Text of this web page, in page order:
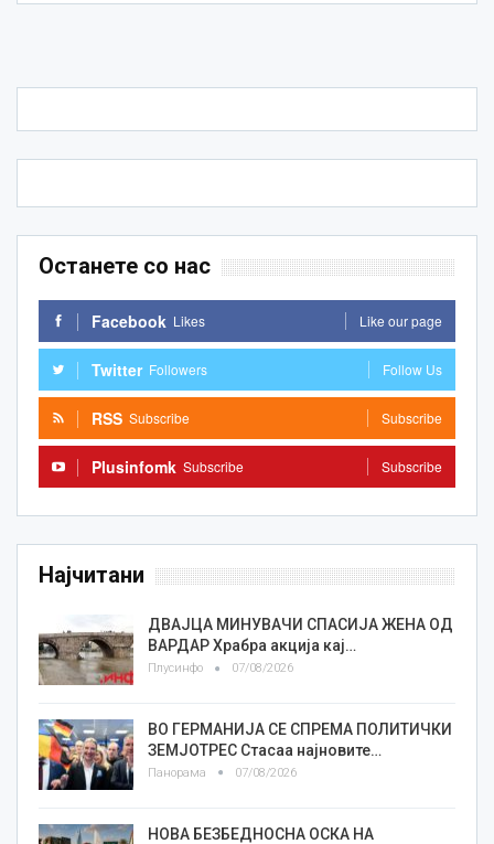
Останете со нас
Facebook Likes Like our page
Twitter Followers Follow Us
RSS Subscribe Subscribe
Plusinfomk Subscribe Subscribe
Најчитани
ДВАЈЦА МИНУВАЧИ СПАСИЈА ЖЕНА ОД
ВАРДАР Храбра акција кај…
Плусинфо 07/08/2026
ВО ГЕРМАНИЈА СЕ СПРЕМА ПОЛИТИЧКИ
ЗЕМЈОТРЕС Стасаа најновите…
Панорама 07/08/2026
НОВА БЕЗБЕДНОСНА ОСКА НА